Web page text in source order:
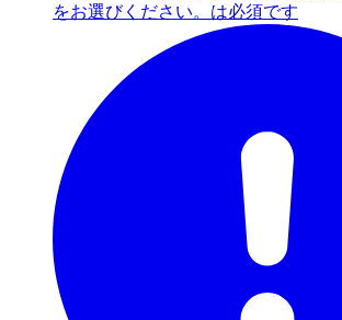
をお選びください。は必須です